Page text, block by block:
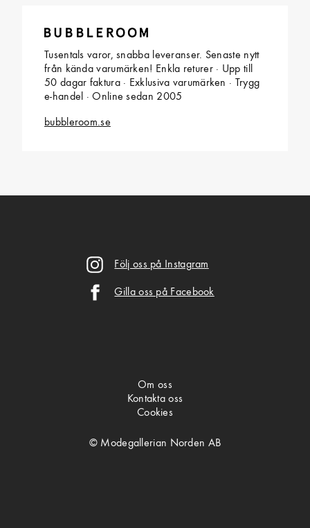
Tusentals varor, snabba leveranser. Senaste nytt
från kända varumärken! Enkla returer · Upp till
50 dagar faktura · Exklusiva varumärken · Trygg
e-handel · Online sedan 2005
bubbleroom.se
Följ oss på Instagram
Gilla oss på Facebook
Om oss
Kontakta oss
Cookies
© Modegallerian Norden AB